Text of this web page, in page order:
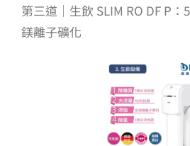
第三道｜生飲 SLIM RO DF P：
鎂離子礦化